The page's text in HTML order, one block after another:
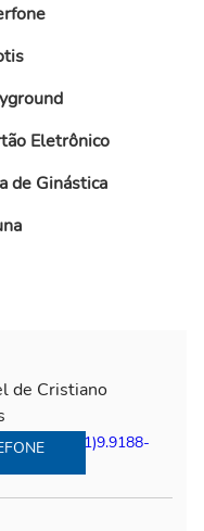
Eletrônico
de Ginástica
de Cristiano
4578
(81)9.9188-